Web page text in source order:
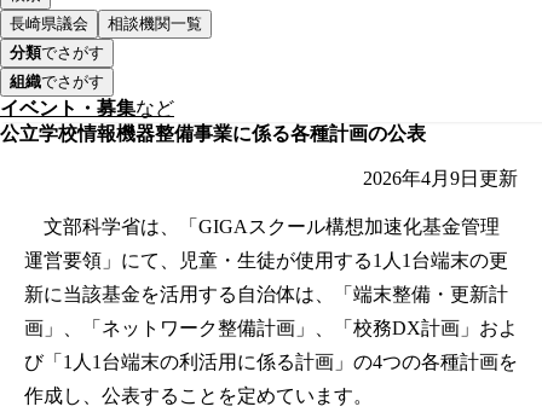
長崎県議会
相談機関一覧
分類でさがす
組織でさがす
イベント・募集など
公立学校情報機器整備事業に係る各種計画の公表
2026年4月9日 更新
文部科学省は、「GIGAスクール構想加速化基金管理
運営要領」にて、児童・生徒が使用する1人1台端末の更
新に当該基金を活用する自治体は、「端末整備・更新計
画」、「ネットワーク整備計画」、「校務DX計画」およ
び「1人1台端末の利活用に係る計画」の4つの各種計画を
作成し、公表することを定めています。